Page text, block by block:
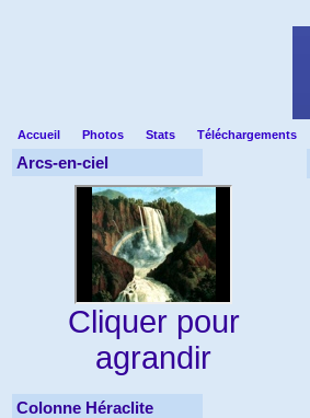
Accueil Photos Stats Téléchargements
Arcs-en-ciel
Cliquer pour
agrandir
Colonne Héraclite